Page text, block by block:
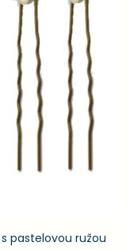
pastelovou ružou